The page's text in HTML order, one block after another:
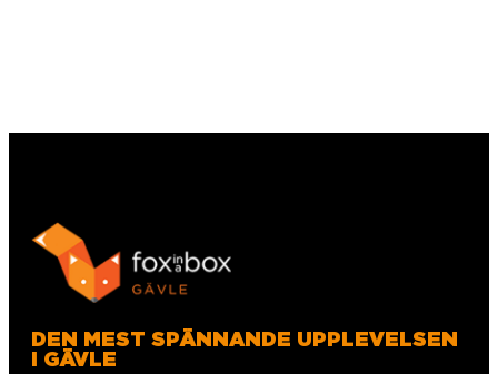
DEN MEST SPÄNNANDE UPPLEVELSEN
I GÄVLE